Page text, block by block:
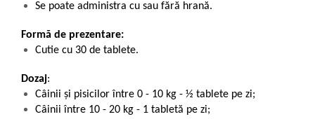
Se poate administra cu sau fără hrană.
Formă de prezentare:
Cutie cu 30 de tablete.
Dozaj:
Câinii și pisicilor între 0 - 10 kg - ½ tablete pe zi;
Câinii între 10 - 20 kg - 1 tabletă pe zi;